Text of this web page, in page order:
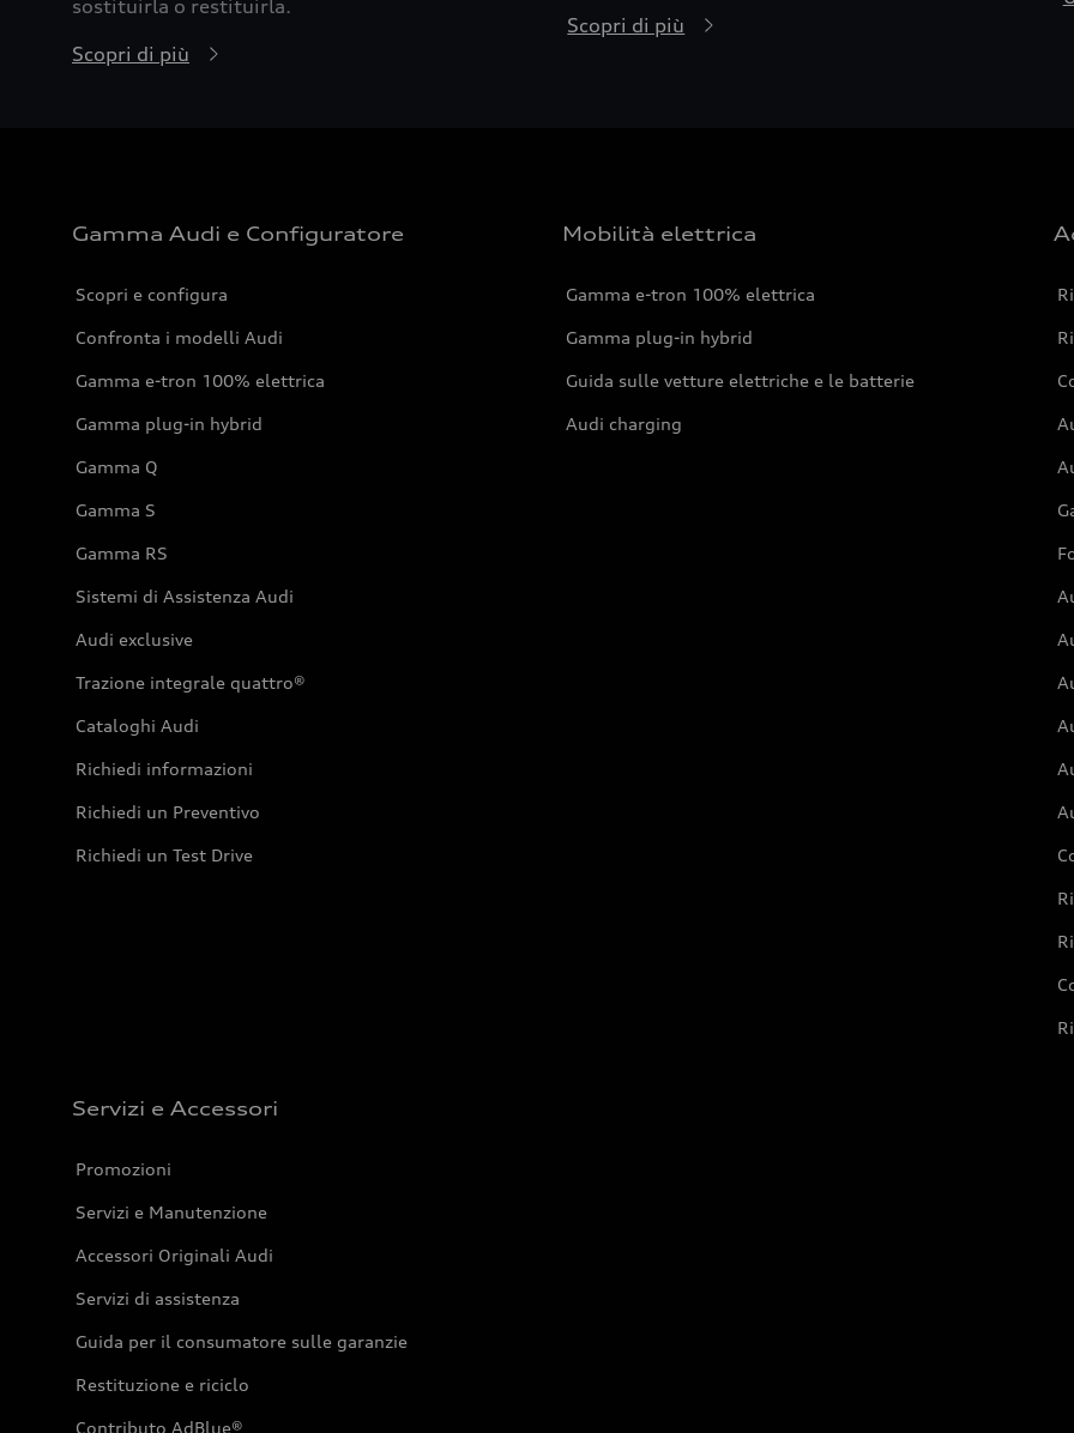
sostituirla o restituirla.
Scopri di più
Scopri di più
Gamma Audi e Configuratore
Scopri e configura
Confronta i modelli Audi
Gamma e-tron 100% elettrica
Gamma plug-in hybrid
Gamma Q
Gamma S
Gamma RS
Sistemi di Assistenza Audi
Audi exclusive
Trazione integrale quattro®
Cataloghi Audi
Richiedi informazioni
Richiedi un Preventivo
Richiedi un Test Drive
Mobilità elettrica
Gamma e-tron 100% elettrica
Gamma plug-in hybrid
Guida sulle vetture elettriche e le batterie
Audi charging
Servizi e Accessori
Promozioni
Servizi e Manutenzione
Accessori Originali Audi
Servizi di assistenza
Guida per il consumatore sulle garanzie
Restituzione e riciclo
Contributo AdBlue®